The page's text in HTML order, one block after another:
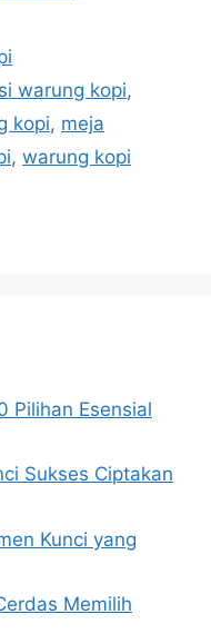
warung kopi,
kopi, meja
, warung kopi
Pilihan Esensial
Sukses Ciptakan
Kunci yang
Memilih